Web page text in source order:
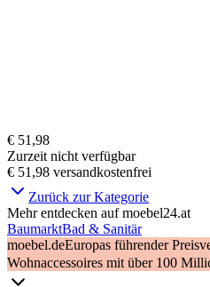
€ 51,98
Zurzeit nicht verfügbar
€ 51,98 versandkostenfrei
Zurück zur Kategorie
Mehr entdecken auf moebel24.at
BaumarktBad & Sanitär
moebel.deEuropas führender
Wohnaccessoires mit über 100